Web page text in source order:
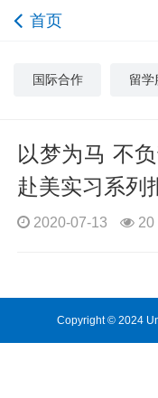
首页
国际合作 留学
以梦为马 不
赴美实习系列
2020-07-13 20
Copyright © 2024